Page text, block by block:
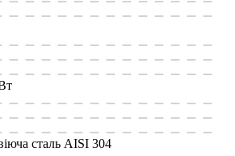
сталь AISI 304